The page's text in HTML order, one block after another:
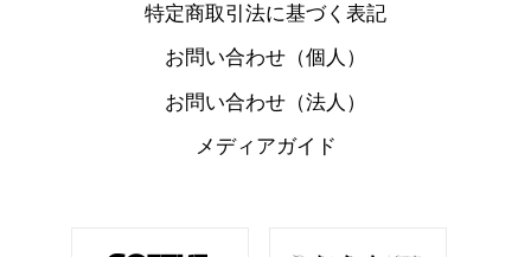
特定商取引法に基づく表記
お問い合わせ（個人）
お問い合わせ（法人）
メディアガイド